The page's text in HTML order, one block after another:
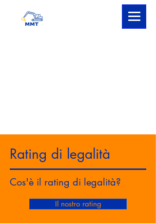
Rating di legalità
Cos'è il rating di legalità?
Il nostro rating